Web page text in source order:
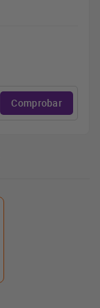
Comprobar